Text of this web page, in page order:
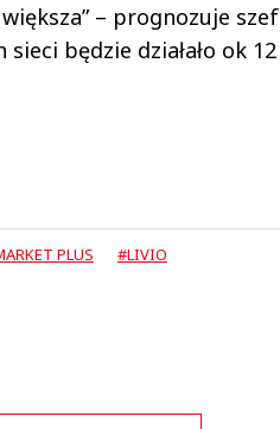
– prognozuje szef
będzie działało ok 12
PLUS
#LIVIO